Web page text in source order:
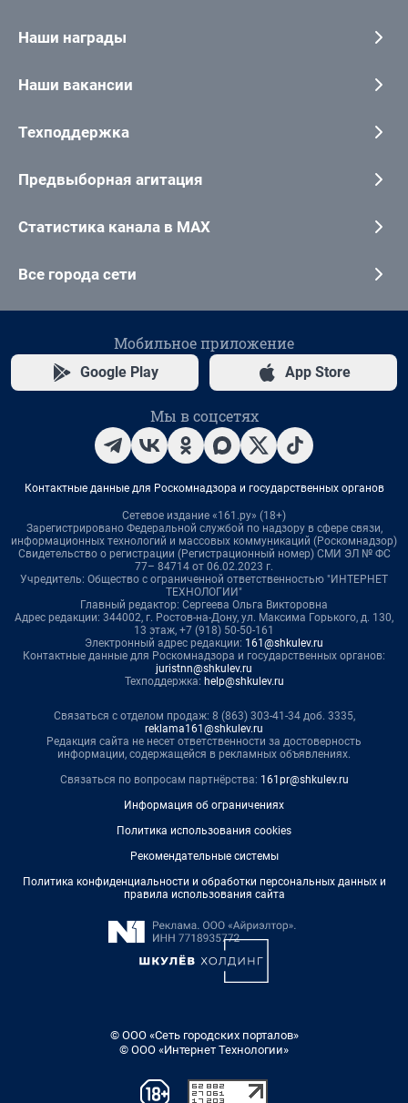
Наши награды
Наши вакансии
Техподдержка
Предвыборная агитация
Статистика канала в MAX
Все города сети
Мобильное приложение
Google Play App Store
Мы в соцсетях
Контактные данные для Роскомнадзора и государственных органов
Сетевое издание «161.ру» (18+)
Зарегистрировано Федеральной службой по надзору в сфере связи,
информационных технологий и массовых коммуникаций (Роскомнадзор)
Свидетельство о регистрации (Регистрационный номер) СМИ ЭЛ № ФС
77– 84714 от 06.02.2023 г.
Учредитель: Общество с ограниченной ответственностью "ИНТЕРНЕТ
ТЕХНОЛОГИИ"
Главный редактор: Сергеева Ольга Викторовна
Адрес редакции: 344002, г. Ростов-на-Дону, ул. Максима Горького, д. 130,
13 этаж, +7 (918) 50-50-161
Электронный адрес редакции: 161@shkulev.ru
Контактные данные для Роскомнадзора и государственных органов:
juristnn@shkulev.ru
Техподдержка: help@shkulev.ru
Связаться с отделом продаж: 8 (863) 303-41-34 доб. 3335,
reklama161@shkulev.ru
Редакция сайта не несет ответственности за достоверность
информации, содержащейся в рекламных объявлениях.
Связаться по вопросам партнёрства: 161pr@shkulev.ru
Информация об ограничениях
Политика использования cookies
Рекомендательные системы
Политика конфиденциальности и обработки персональных данных и
правила использования сайта
© ООО «Сеть городских порталов»
© ООО «Интернет Технологии»